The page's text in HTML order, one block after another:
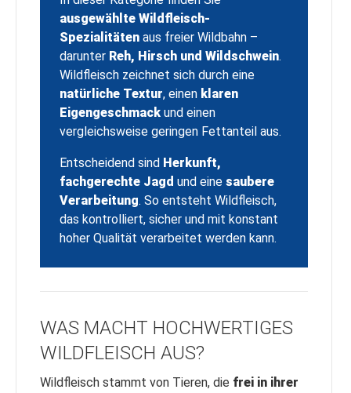
ausgewählte Wildfleisch-
Spezialitäten aus freier Wildbahn –
darunter Reh, Hirsch und Wildschwein.
Wildfleisch zeichnet sich durch eine
natürliche Textur, einen klaren
Eigengeschmack und einen
vergleichsweise geringen Fettanteil aus.
Entscheidend sind Herkunft,
fachgerechte Jagd und eine saubere
Verarbeitung. So entsteht Wildfleisch,
das kontrolliert, sicher und mit konstant
hoher Qualität verarbeitet werden kann.
WAS MACHT HOCHWERTIGES
WILDFLEISCH AUS?
Wildfleisch stammt von Tieren, die frei in ihrer